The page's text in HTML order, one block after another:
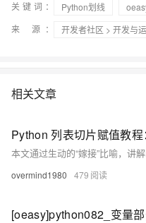
关键词：
Python划线
来 源：
开发者社区 > 开发与
相关文章
overmind1980 479
[oeasy]python082_变量